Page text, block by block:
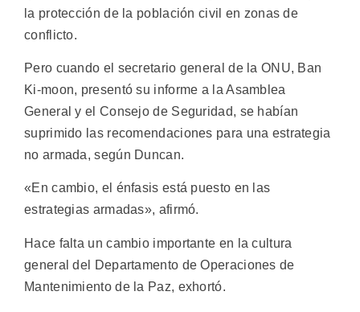
la protección de la población civil en zonas de
conflicto.
Pero cuando el secretario general de la ONU, Ban
Ki-moon, presentó su informe a la Asamblea
General y el Consejo de Seguridad, se habían
suprimido las recomendaciones para una estrategia
no armada, según Duncan.
«En cambio, el énfasis está puesto en las
estrategias armadas», afirmó.
Hace falta un cambio importante en la cultura
general del Departamento de Operaciones de
Mantenimiento de la Paz, exhortó.